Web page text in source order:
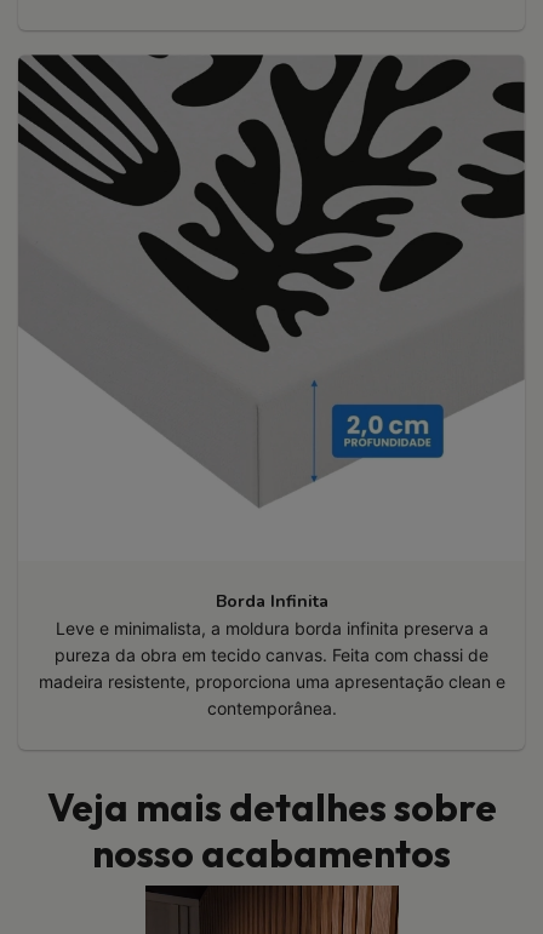
Borda Infinita
Leve e minimalista, a moldura borda infinita preserva a
pureza da obra em tecido canvas. Feita com chassi de
madeira resistente, proporciona uma apresentação clean e
contemporânea.
Veja mais detalhes sobre
nosso acabamentos